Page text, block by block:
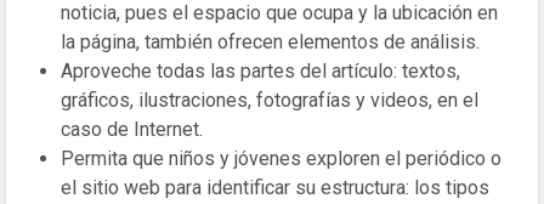
noticia, pues el espacio que ocupa y la ubicación en
la página, también ofrecen elementos de análisis.
Aproveche todas las partes del artículo: textos,
gráficos, ilustraciones, fotografías y videos, en el
caso de Internet.
Permita que niños y jóvenes exploren el periódico o
el sitio web para identificar su estructura: los tipos